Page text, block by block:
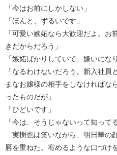
「今はお前にしかしない」
「ほんと、ずるいです」
「可愛い嫉妬なら大歓迎だよ。
きだからだろう」
「嫉妬ばかりしていて、嫌いにな
「なるわけないだろう。新入社員
まなお嬢様の相手をしなければな
ったものだが」
「ひどいです」
「今は、そうじゃないって知って
実樹也は笑いながら、明日華の
唇を重ねた。宥めるような口づけ